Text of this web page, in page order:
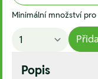
Minimální množství pro
Popis